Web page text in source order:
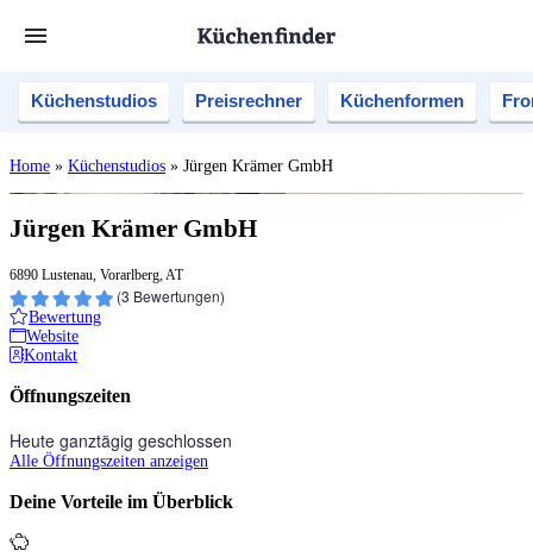
Küchenstudios Preisrechner Küchenformen
Home » Küchenstudios » Jürgen Krämer GmbH
Jürgen Krämer GmbH
6890 Lustenau, Vorarlberg, AT
(3 Bewertungen)
Bewertung
Website
Kontakt
Öffnungszeiten
Heute ganztägig geschlossen
Alle Öffnungszeiten anzeigen
Deine Vorteile im Überblick